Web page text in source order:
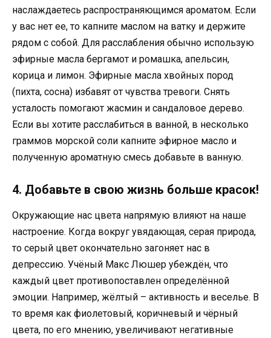
наслаждаетесь распространяющимся ароматом. Если
у вас нет ее, то капните маслом на ватку и держите
рядом с собой. Для расслабления обычно использую
эфирные масла бергамот и ромашка, апельсин,
корица и лимон. Эфирные масла хвойных пород
(пихта, сосна) избавят от чувства тревоги. Снять
усталость помогают жасмин и сандаловое дерево.
Если вы хотите расслабиться в ванной, в несколько
граммов морской соли капните эфирное масло и
полученную ароматную смесь добавьте в ванную.
4. Добавьте в свою жизнь больше красок!
Окружающие нас цвета напрямую влияют на наше
настроение. Когда вокруг увядающая, серая природа,
то серый цвет окончательно загоняет нас в
депрессию. Учёный Макс Люшер убеждён, что
каждый цвет противопоставлен определённой
эмоции. Например, жёлтый – активность и веселье. В
то время как фиолетовый, коричневый и чёрный
цвета, по его мнению, увеличивают негативные